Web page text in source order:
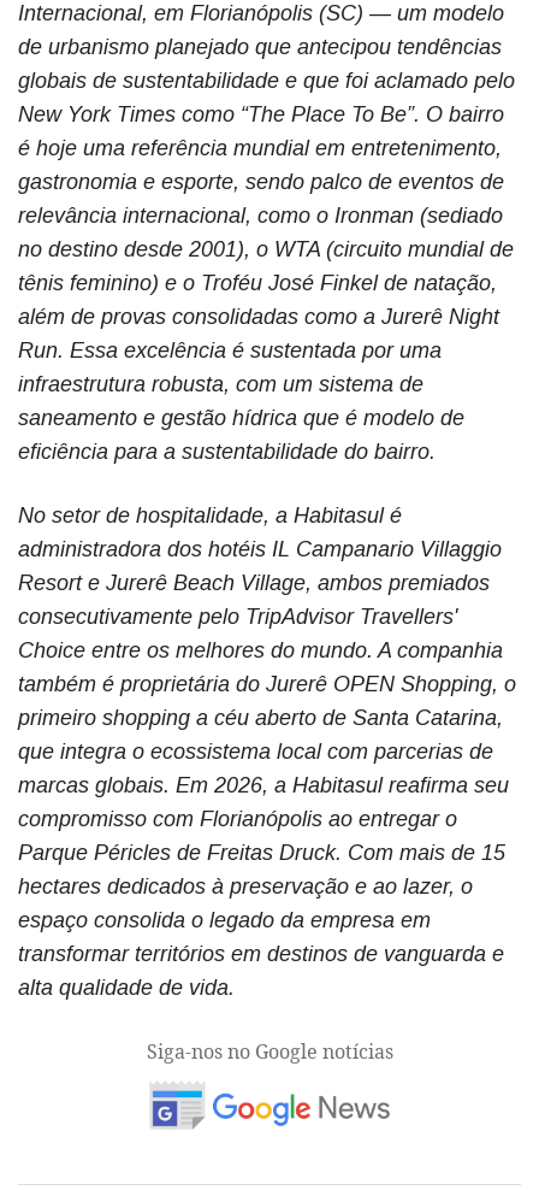
Internacional, em Florianópolis (SC) — um modelo
de urbanismo planejado que antecipou tendências
globais de sustentabilidade e que foi aclamado pelo
New York Times como “The Place To Be”. O bairro
é hoje uma referência mundial em entretenimento,
gastronomia e esporte, sendo palco de eventos de
relevância internacional, como o Ironman (sediado
no destino desde 2001), o WTA (circuito mundial de
tênis feminino) e o Troféu José Finkel de natação,
além de provas consolidadas como a Jurerê Night
Run. Essa excelência é sustentada por uma
infraestrutura robusta, com um sistema de
saneamento e gestão hídrica que é modelo de
eficiência para a sustentabilidade do bairro.
No setor de hospitalidade, a Habitasul é
administradora dos hotéis IL Campanario Villaggio
Resort e Jurerê Beach Village, ambos premiados
consecutivamente pelo TripAdvisor Travellers'
Choice entre os melhores do mundo. A companhia
também é proprietária do Jurerê OPEN Shopping, o
primeiro shopping a céu aberto de Santa Catarina,
que integra o ecossistema local com parcerias de
marcas globais. Em 2026, a Habitasul reafirma seu
compromisso com Florianópolis ao entregar o
Parque Péricles de Freitas Druck. Com mais de 15
hectares dedicados à preservação e ao lazer, o
espaço consolida o legado da empresa em
transformar territórios em destinos de vanguarda e
alta qualidade de vida.
Siga-nos no Google notícias